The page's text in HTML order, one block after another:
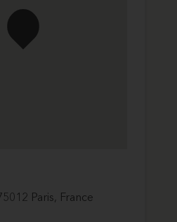
Paris, France